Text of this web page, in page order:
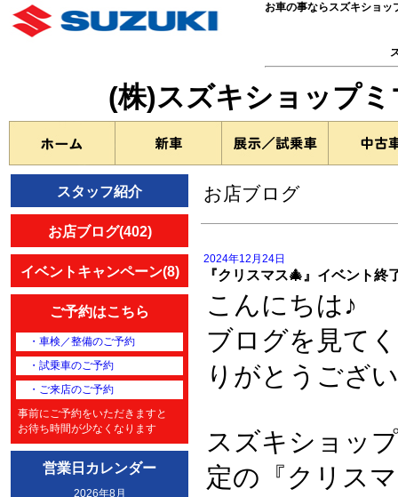
お車の事ならスズキショ
(株)スズキショップ
スタッフ紹介
お店ブログ(402)
イベントキャンペーン(8)
ご予約はこちら
・車検／整備のご予約
・試乗車のご予約
・ご来店のご予約
事前にご予約をいただきますと
お待ち時間が少なくなります
営業日カレンダー
お店ブログ
2024年12月24日
『クリスマス🎄』イベント終
こんにちは♪
ブログを見て
りがとうござ
スズキショッ
定の『クリス